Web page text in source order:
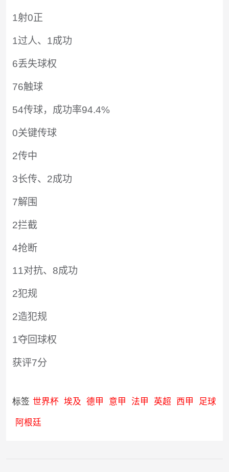
1射0正
1过人、1成功
6丢失球权
76触球
54传球，成功率94.4%
0关键传球
2传中
3长传、2成功
7解围
2拦截
4抢断
11对抗、8成功
2犯规
2造犯规
1夺回球权
获评7分
标签 世界杯 埃及 德甲 意甲 法甲 英超 西甲 足球
阿根廷